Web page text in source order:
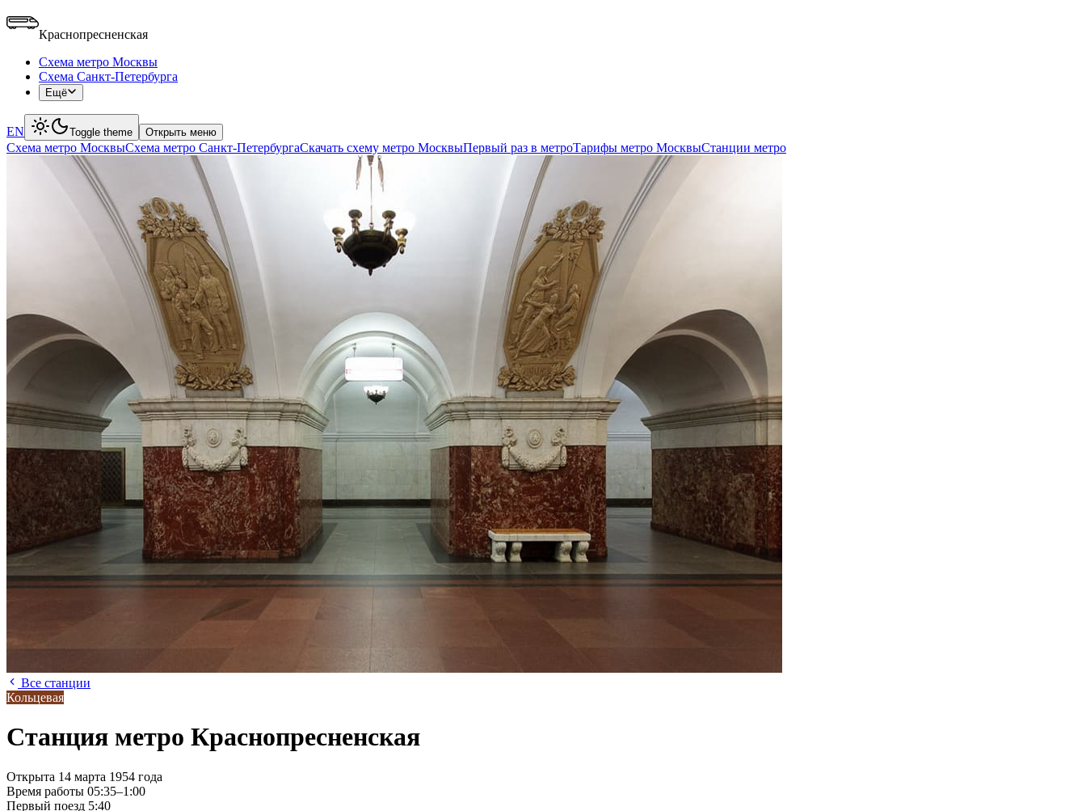
Краснопресненская
Схема метро Москвы
Схема Санкт-Петербурга
Ещё
EN Toggle theme Открыть меню
Схема метро МосквыСхема метро Санкт-ПетербургаСкачать схему метро МосквыПервый раз в метроТарифы метро МосквыСтанции метро
Все станции
Кольцевая
Станция метро Краснопресненская
Открыта 14 марта 1954 года
Время работы 05:35–1:00
Первый поезд 5:40